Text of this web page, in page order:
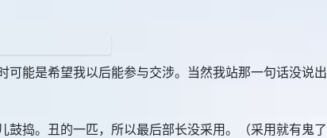
能是希望我以后能参与交涉。当然我站那一句话没说出
捣。丑的一匹，所以最后部长没采用。（采用就有鬼了